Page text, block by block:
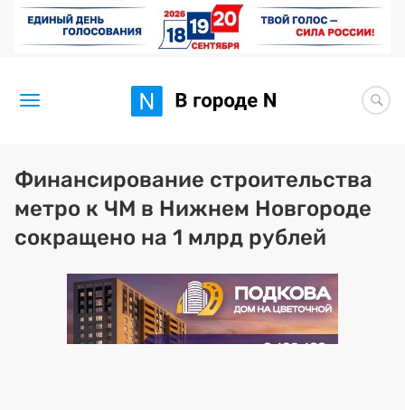
Новости
Статьи
Здоровье
BORЩ
Искусство исцелять
Финансирование строительства
метро к ЧМ в Нижнем Новгороде
сокращено на 1 млрд рублей